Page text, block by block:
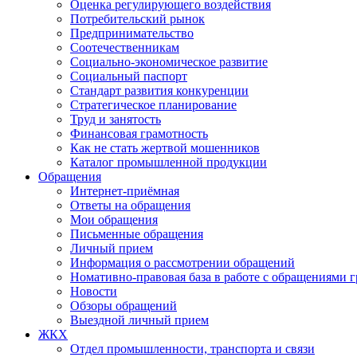
Оценка регулирующего воздействия
Потребительский рынок
Предпринимательство
Соотечественникам
Социально-экономическое развитие
Социальный паспорт
Стандарт развития конкуренции
Стратегическое планирование
Труд и занятость
Финансовая грамотность
Как не стать жертвой мошенников
Каталог промышленной продукции
Обращения
Интернет-приёмная
Ответы на обращения
Мои обращения
Письменные обращения
Личный прием
Информация о рассмотрении обращений
Номативно-правовая база в работе с обращениями
Новости
Обзоры обращений
Выездной личный прием
ЖКХ
Отдел промышленности, транспорта и связи